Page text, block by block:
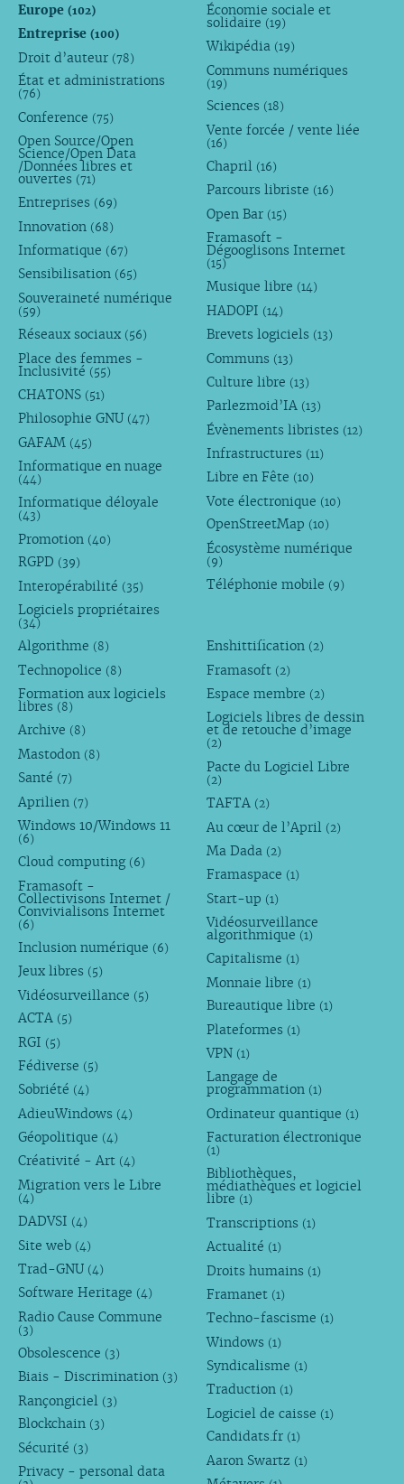
Europe (102)
Entreprise (100)
Droit d’auteur (78)
État et administrations
(76)
Conference (75)
Open Source/Open
Science/Open Data
/Données libres et
ouvertes (71)
Entreprises (69)
Innovation (68)
Informatique (67)
Sensibilisation (65)
Souveraineté numérique
(59)
Réseaux sociaux (56)
Place des femmes -
Inclusivité (55)
CHATONS (51)
Philosophie GNU (47)
GAFAM (45)
Informatique en nuage
(44)
Informatique déloyale
(43)
Promotion (40)
RGPD (39)
Interopérabilité (35)
Logiciels propriétaires
(34)
Économie sociale et
solidaire (19)
Wikipédia (19)
Communs numériques
(19)
Sciences (18)
Vente forcée / vente liée
(16)
Chapril (16)
Parcours libriste (16)
Open Bar (15)
Framasoft -
Dégooglisons Internet
(15)
Musique libre (14)
HADOPI (14)
Brevets logiciels (13)
Communs (13)
Culture libre (13)
Parlezmoid’IA (13)
Évènements libristes (12)
Infrastructures (11)
Libre en Fête (10)
Vote électronique (10)
OpenStreetMap (10)
Écosystème numérique
(9)
Téléphonie mobile (9)
Algorithme (8)
Technopolice (8)
Formation aux logiciels
libres (8)
Archive (8)
Mastodon (8)
Santé (7)
Aprilien (7)
Windows 10/Windows 11
(6)
Cloud computing (6)
Framasoft -
Collectivisons Internet /
Convivialisons Internet
(6)
Inclusion numérique (6)
Jeux libres (5)
Vidéosurveillance (5)
ACTA (5)
RGI (5)
Fédiverse (5)
Sobriété (4)
AdieuWindows (4)
Géopolitique (4)
Créativité - Art (4)
Migration vers le Libre
(4)
DADVSI (4)
Site web (4)
Trad-GNU (4)
Software Heritage (4)
Radio Cause Commune
(3)
Obsolescence (3)
Biais - Discrimination (3)
Rançongiciel (3)
Blockchain (3)
Sécurité (3)
Privacy - personal data
Enshittification (2)
Framasoft (2)
Espace membre (2)
Logiciels libres de dessin
et de retouche d’image
(2)
Pacte du Logiciel Libre
(2)
TAFTA (2)
Au cœur de l’April (2)
Ma Dada (2)
Framaspace (1)
Start-up (1)
Vidéosurveillance
algorithmique (1)
Capitalisme (1)
Monnaie libre (1)
Bureautique libre (1)
Plateformes (1)
VPN (1)
Langage de
programmation (1)
Ordinateur quantique (1)
Facturation électronique
(1)
Bibliothèques,
médiathèques et logiciel
libre (1)
Transcriptions (1)
Actualité (1)
Droits humains (1)
Framanet (1)
Techno-fascisme (1)
Windows (1)
Syndicalisme (1)
Traduction (1)
Logiciel de caisse (1)
Candidats.fr (1)
Aaron Swartz (1)